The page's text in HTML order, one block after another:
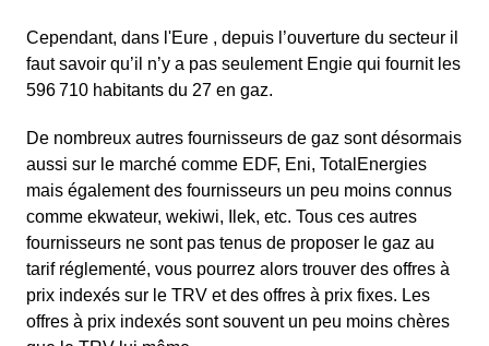
Cependant, dans l'Eure , depuis l’ouverture du secteur il
faut savoir qu’il n’y a pas seulement Engie qui fournit les
596 710 habitants du 27 en gaz.
De nombreux autres fournisseurs de gaz sont désormais
aussi sur le marché comme EDF, Eni, TotalEnergies
mais également des fournisseurs un peu moins connus
comme ekwateur, wekiwi, Ilek, etc. Tous ces autres
fournisseurs ne sont pas tenus de proposer le gaz au
tarif réglementé, vous pourrez alors trouver des offres à
prix indexés sur le TRV et des offres à prix fixes. Les
offres à prix indexés sont souvent un peu moins chères